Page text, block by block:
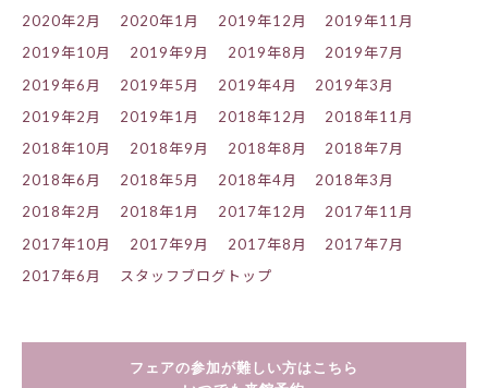
2020年2月
2020年1月 2019年12月
2019年11月
2019年10月
2019年9月 2019年8月
2019年7月
2019年6月
2019年5月 2019年4月
2019年3月
2019年2月
2019年1月 2018年12月
2018年11月
2018年10月
2018年9月 2018年8月
2018年7月
2018年6月
2018年5月 2018年4月
2018年3月
2018年2月
2018年1月 2017年12月
2017年11月
2017年10月
2017年9月 2017年8月
2017年7月
2017年6月
スタッフブログトップ
フェアの参加が難しい方はこちら